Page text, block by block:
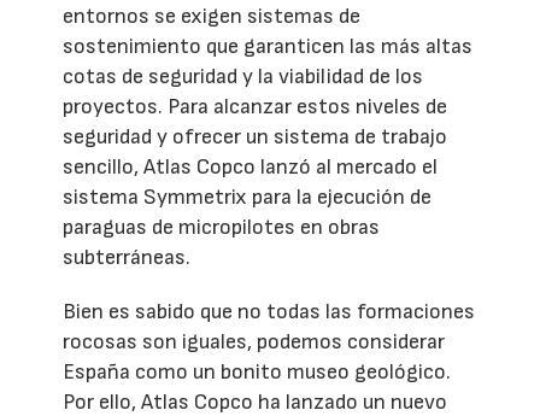
entornos se exigen sistemas de
sostenimiento que garanticen las más altas
cotas de seguridad y la viabilidad de los
proyectos. Para alcanzar estos niveles de
seguridad y ofrecer un sistema de trabajo
sencillo, Atlas Copco lanzó al mercado el
sistema Symmetrix para la ejecución de
paraguas de micropilotes en obras
subterráneas.
Bien es sabido que no todas las formaciones
rocosas son iguales, podemos considerar
España como un bonito museo geológico.
Por ello, Atlas Copco ha lanzado un nuevo